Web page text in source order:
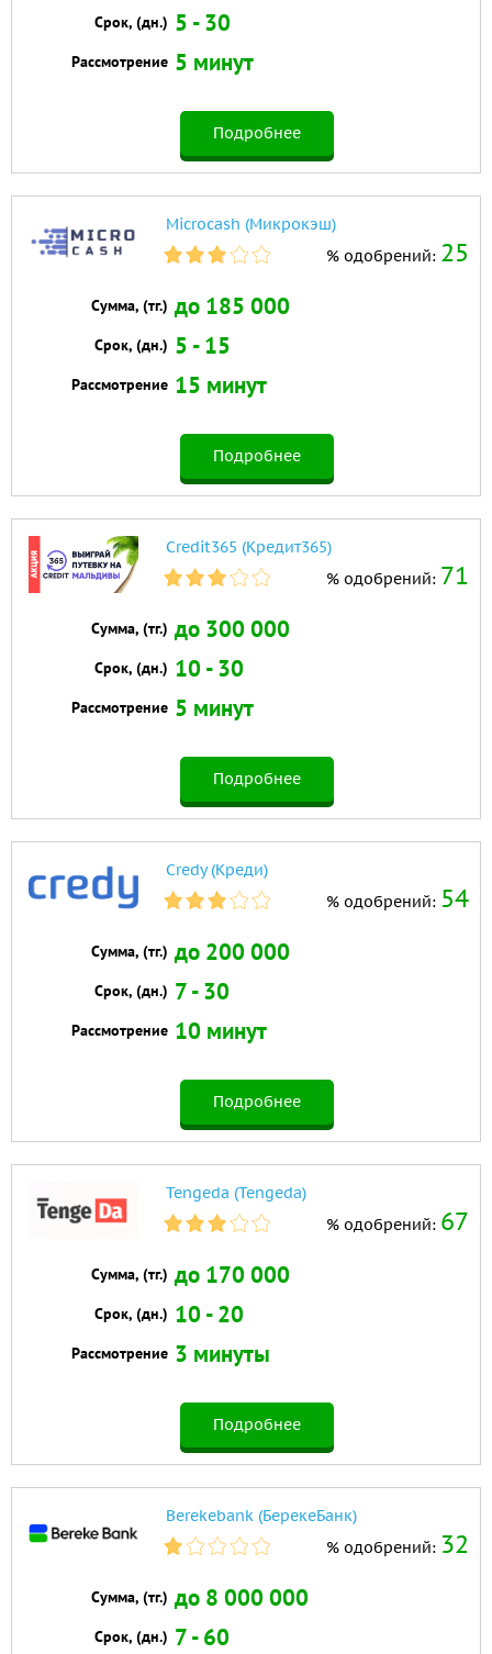
Срок, (дн.) 5 - 30
Рассмотрение 5 минут
Подробнее
Microcash (Микрокэш)
% одобрений: 25
Сумма, (тг.) до 185 000
Срок, (дн.) 5 - 15
Рассмотрение 15 минут
Подробнее
Credit365 (Кредит365)
% одобрений: 71
Сумма, (тг.) до 300 000
Срок, (дн.) 10 - 30
Рассмотрение 5 минут
Подробнее
Credy (Креди)
% одобрений: 54
Сумма, (тг.) до 200 000
Срок, (дн.) 7 - 30
Рассмотрение 10 минут
Подробнее
Tengeda (Tengeda)
% одобрений: 67
Сумма, (тг.) до 170 000
Срок, (дн.) 10 - 20
Рассмотрение 3 минуты
Подробнее
Berekebank (БерекеБанк)
% одобрений: 32
Сумма, (тг.) до 8 000 000
Срок, (дн.) 7 - 60